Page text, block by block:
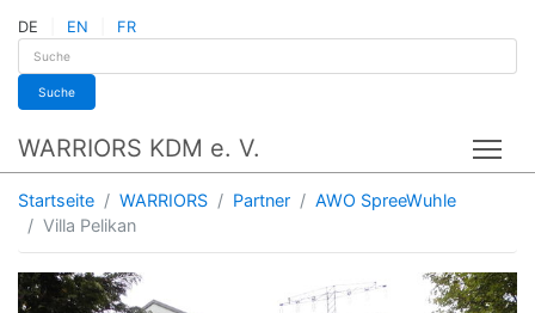
DE EN FR
Suche
WARRIORS KDM e. V.
Startseite WARRIORS Partner
AWO SpreeWuhle
Villa Pelikan